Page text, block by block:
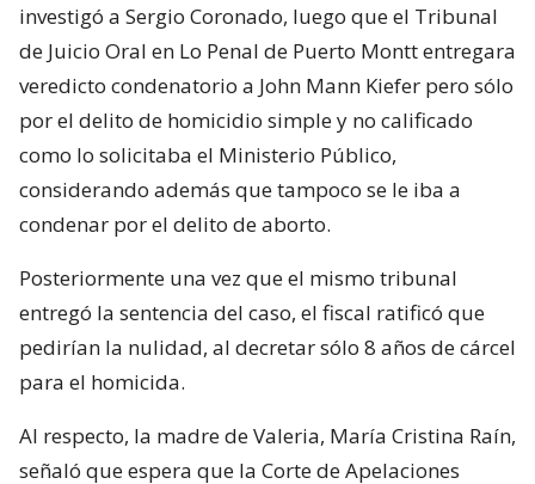
investigó a Sergio Coronado, luego que el Tribunal
de Juicio Oral en Lo Penal de Puerto Montt entregara
veredicto condenatorio a John Mann Kiefer pero sólo
por el delito de homicidio simple y no calificado
como lo solicitaba el Ministerio Público,
considerando además que tampoco se le iba a
condenar por el delito de aborto.
Posteriormente una vez que el mismo tribunal
entregó la sentencia del caso, el fiscal ratificó que
pedirían la nulidad, al decretar sólo 8 años de cárcel
para el homicida.
Al respecto, la madre de Valeria, María Cristina Raín,
señaló que espera que la Corte de Apelaciones